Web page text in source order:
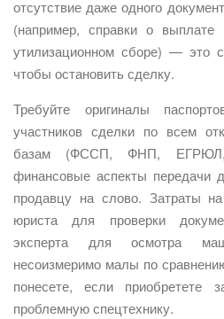
отсутствие даже одного
(например, справки о выплате
утилизационном сборе) — это
чтобы остановить сделку.
Требуйте оригиналы
участников сделки по всем
базам (ФССП, ФНП, ЕГРЮЛ,
финансовые аспекты передачи
продавцу на слово. Затраты на
юриста для проверки
эксперта для осмотра
несоизмеримо малы по
понесете, если приобретете
проблемную спецтехнику.